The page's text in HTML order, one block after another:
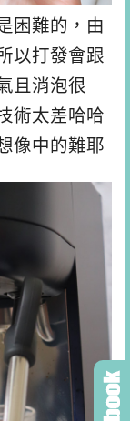
困難的，由
以打發會跟
且消泡很
術太差哈哈
像中的難耶